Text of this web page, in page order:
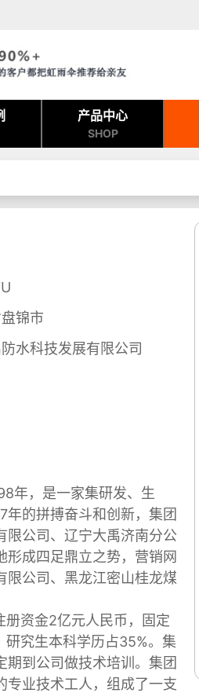
产品中心
SHOP
锦市
水科技发展有限公司
年，是一家集研发、生
年的拼搏奋斗和创新，集团
限公司、辽宁大禹济南分公
形成四足鼎立之势，营销网
限公司、黑龙江密山桂龙煤
册资金2亿元人民币，固定
究生本科学历占35%。集
期到公司做技术培训。集团
专业技术工人，组成了一支